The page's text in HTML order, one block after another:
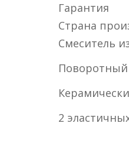
Гарантия
Страна
Смеситель
Поворотный
2